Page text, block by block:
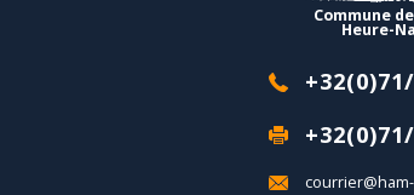
Commune
Heure-